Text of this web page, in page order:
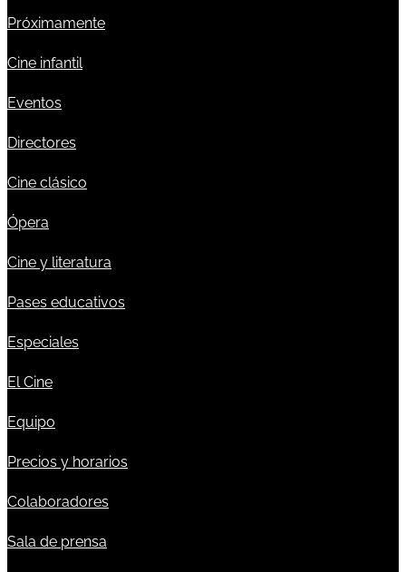
Próximamente
Cine infantil
Eventos
Directores
Cine clásico
Ópera
Cine y literatura
Pases educativos
Especiales
El Cine
Equipo
Precios y horarios
Colaboradores
Sala de prensa